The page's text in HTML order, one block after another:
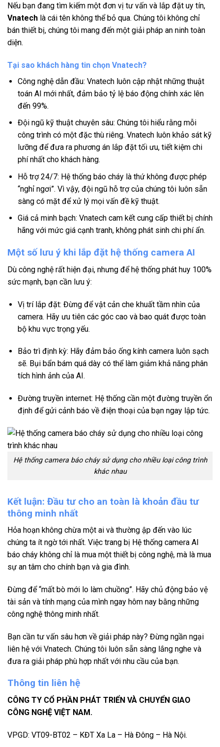
Nếu bạn đang tìm kiếm một đơn vị tư vấn và lắp đặt uy tín,
Vnatech là cái tên không thể bỏ qua. Chúng tôi không chỉ
bán thiết bị, chúng tôi mang đến một giải pháp an ninh toàn
diện.
Tại sao khách hàng tin chọn Vnatech?
Công nghệ dẫn đầu: Vnatech luôn cập nhật những thuật
toán AI mới nhất, đảm bảo tỷ lệ báo động chính xác lên
đến 99%.
Đội ngũ kỹ thuật chuyên sâu: Chúng tôi hiểu rằng mỗi
công trình có một đặc thù riêng. Vnatech luôn khảo sát kỹ
lưỡng để đưa ra phương án lắp đặt tối ưu, tiết kiệm chi
phí nhất cho khách hàng.
Hỗ trợ 24/7: Hệ thống báo cháy là thứ không được phép
“nghỉ ngơi”. Vì vậy, đội ngũ hỗ trợ của chúng tôi luôn sẵn
sàng có mặt để xử lý mọi vấn đề kỹ thuật.
Giá cả minh bạch: Vnatech cam kết cung cấp thiết bị chính
hãng với mức giá cạnh tranh, không phát sinh chi phí ẩn.
Một số lưu ý khi lắp đặt hệ thống camera AI
Dù công nghệ rất hiện đại, nhưng để hệ thống phát huy 100%
sức mạnh, bạn cần lưu ý:
Vị trí lắp đặt: Đừng để vật cản che khuất tầm nhìn của
camera. Hãy ưu tiên các góc cao và bao quát được toàn
bộ khu vực trọng yếu.
Bảo trì định kỳ: Hãy đảm bảo ống kính camera luôn sạch
sẽ. Bụi bẩn bám quá dày có thể làm giảm khả năng phân
tích hình ảnh của AI.
Đường truyền internet: Hệ thống cần một đường truyền ổn
định để gửi cảnh báo về điện thoại của bạn ngay lập tức.
Hệ thống camera báo cháy sử dụng cho nhiều loại công trình
khác nhau
Kết luận: Đầu tư cho an toàn là khoản đầu tư
thông minh nhất
Hỏa hoạn không chừa một ai và thường ập đến vào lúc
chúng ta ít ngờ tới nhất. Việc trang bị Hệ thống camera AI
báo cháy không chỉ là mua một thiết bị công nghệ, mà là mua
sự an tâm cho chính bạn và gia đình.
Đừng để “mất bò mới lo làm chuồng”. Hãy chủ động bảo vệ
tài sản và tính mạng của mình ngay hôm nay bằng những
công nghệ thông minh nhất.
Bạn cần tư vấn sâu hơn về giải pháp này? Đừng ngần ngại
liên hệ với Vnatech. Chúng tôi luôn sẵn sàng lắng nghe và
đưa ra giải pháp phù hợp nhất với nhu cầu của bạn.
Thông tin liên hệ
CÔNG TY CỔ PHẦN PHÁT TRIỂN VÀ CHUYỂN GIAO
CÔNG NGHỆ VIỆT NAM.
VPGD: VT09-BT02 – KĐT Xa La – Hà Đông – Hà Nội.